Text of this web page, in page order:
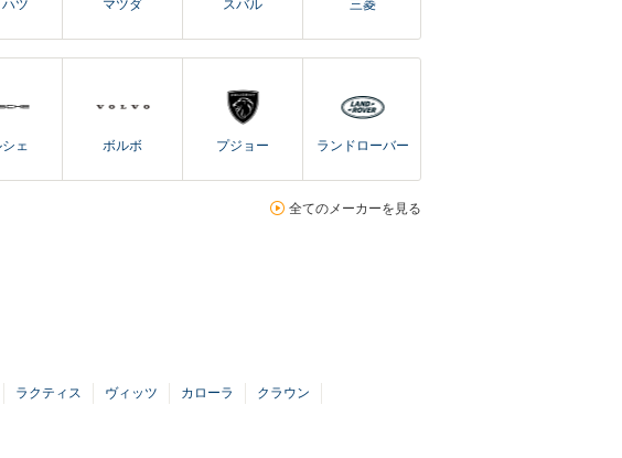
ツ マツダ スバル 三菱
ェ ボルボ プジョー ランドローバー
全てのメーカーを見る
ラクティス ヴィッツ カローラ
クラウン